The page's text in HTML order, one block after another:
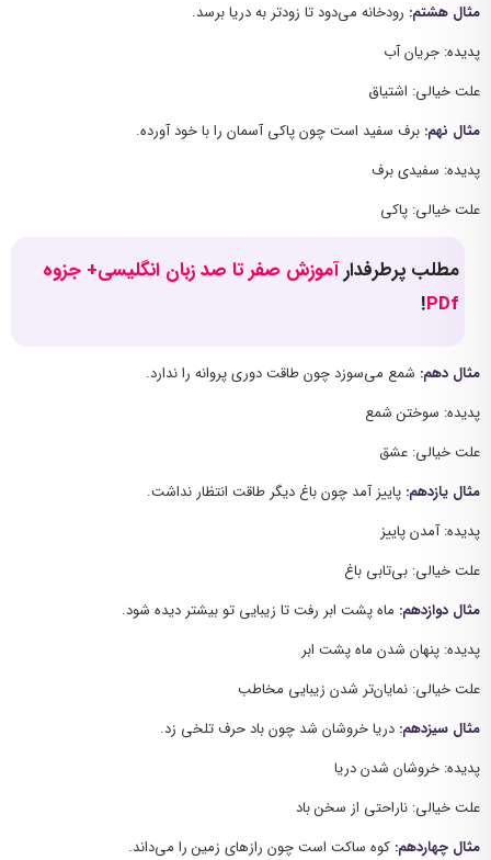
مثال هشتم: رودخانه می‌دود تا زودتر به دریا برسد.
پدیده: جریان آب
علت خیالی: اشتیاق
مثال نهم: برف سفید است چون پاکی آسمان را با خود آورده.
پدیده: سفیدی برف
علت خیالی: پاکی
مطلب پرطرفدارآموزش صفر تا صد زبان انگلیسی+ جزوه
PDf
!
مثال دهم: شمع می‌سوزد چون طاقت دوری پروانه را ندارد.
پدیده: سوختن شمع
علت خیالی: عشق
مثال یازدهم: پاییز آمد چون باغ دیگر طاقت انتظار نداشت.
پدیده: آمدن پاییز
علت خیالی: بی‌تابی باغ
مثال دوازدهم: ماه پشت ابر رفت تا زیبایی تو بیشتر دیده شود.
پدیده: پنهان شدن ماه پشت ابر
علت خیالی: نمایان‌تر شدن زیبایی مخاطب
مثال سیزدهم: دریا خروشان شد چون باد حرف تلخی زد.
پدیده: خروشان شدن دریا
علت خیالی: ناراحتی از سخن باد
مثال چهاردهم: کوه ساکت است چون رازهای زمین را می‌داند.